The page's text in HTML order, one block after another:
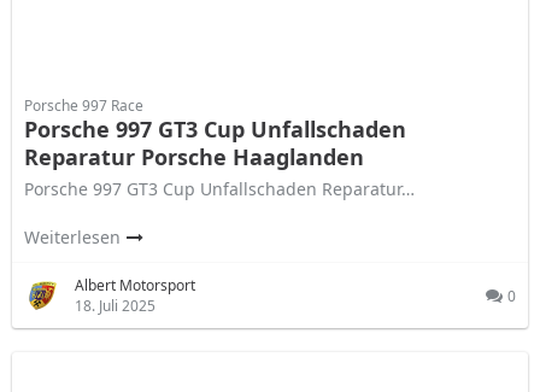
Porsche 997 Race
Porsche 997 GT3 Cup Unfallschaden
Reparatur Porsche Haaglanden
Porsche 997 GT3 Cup Unfallschaden Reparatur…
Weiterlesen
Albert Motorsport
18. Juli 2025
0